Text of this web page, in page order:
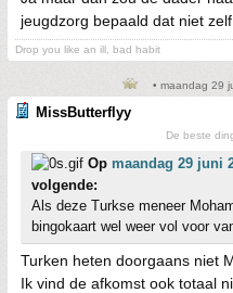
jeugdzorg bepaald dat niet
Drop you like an ill, bad habit
• maandag 29
MissButterflyy
De beste
Op maandag 29 juni
volgende:
Als deze Turkse meneer
bingokaart wel weer vol voor
Turken heten doorgaans niet
Ik vind de afkomst ook totaal